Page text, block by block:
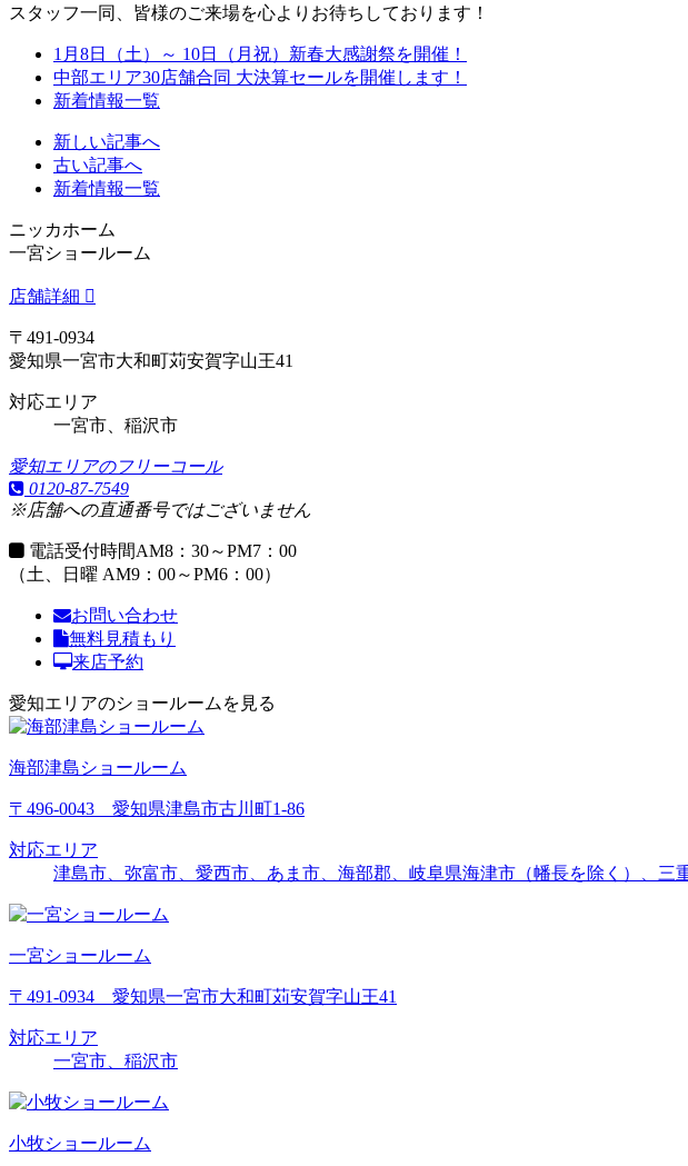
スタッフ一同、皆様のご来場を心よりお待ちしております！
1月8日（土）～ 10日（月祝）新春大感謝祭を開催！
中部エリア30店舗合同 大決算セールを開催します！
新着情報一覧
新しい記事へ
古い記事へ
新着情報一覧
ニッカホーム
一宮ショールーム
店舗詳細
〒491-0934
愛知県一宮市大和町苅安賀字山王41
対応エリア
一宮市、稲沢市
愛知エリアのフリーコール
0120-87-7549
※店舗への直通番号ではございません
電話受付時間AM8：30～PM7：00
（土、日曜 AM9：00～PM6：00）
お問い合わせ
無料見積もり
来店予約
愛知エリアのショールームを見る
海部津島ショールーム
〒496-0043 愛知県津島市古川町1-86
対応エリア
津島市、弥富市、愛西市、あま市、海部郡、岐阜県海津市（幡長を除く）、三
一宮ショールーム
〒491-0934 愛知県一宮市大和町苅安賀字山王41
対応エリア
一宮市、稲沢市
小牧ショールーム